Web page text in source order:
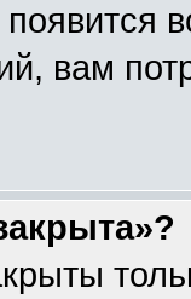
появится
вам